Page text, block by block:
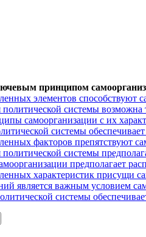
принципом
элементов способствуют
системы возможна
самоорганизации с их
системы
факторов препятствуют
системы
предполагает
характеристик присущи
является важным условием
системы